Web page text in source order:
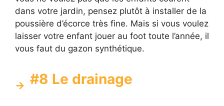
dans votre jardin, pensez plutôt à installer de la
poussière d’écorce très fine. Mais si vous voulez
laisser votre enfant jouer au foot toute l’année, il
vous faut du gazon synthétique.
#8 Le drainage